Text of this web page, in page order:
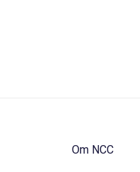
Om NCC